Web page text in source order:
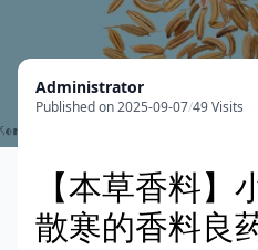
Administrator
Published on 2025-09-07/49 Visits
【本草香料】
散寒的香料良